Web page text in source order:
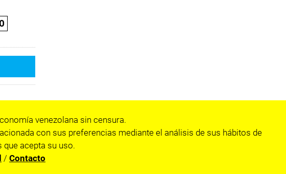
venezolana sin censura.
con sus preferencias mediante el análisis de sus hábitos de
que acepta su uso.
/ Contacto